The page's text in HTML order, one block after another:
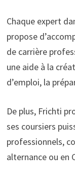
Chaque expert
propose
de carrière
une aide à la
d’emploi, la
De plus, Frichti
ses coursiers
professionnels,
alternance ou en